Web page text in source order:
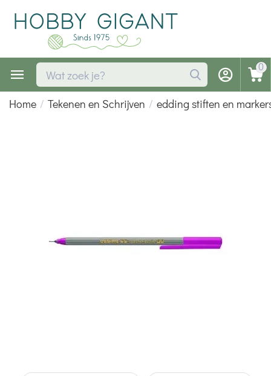
0
Home / Tekenen en Schrijven / edding stiften en